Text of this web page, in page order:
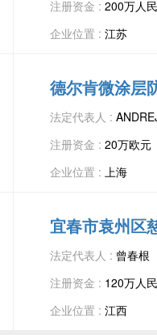
注册资金 : 200万人
企业位置 : 江苏
德尔肯微涂层
法定代表人 :
注册资金 : 20万欧元
企业位置 : 上海
宜春市袁州区
法定代表人 : 曾春根
注册资金 : 120万人
企业位置 : 江西